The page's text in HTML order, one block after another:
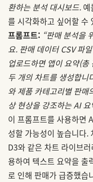
환하는 분석 대시보드. 예
를 시각화하고 싶어할 수
프롬프트: “판매 분석을
요. 판매 데이터 CSV 파
업로드하면 앱이 요약(
두 개의 차트를 생성합니
와 제품 카테고리별 판매
상 현상을 강조하는 AI
이 프롬프트를 사용하면
성할 가능성이 높습니다
D3와 같은 차트 라이브
용하여 텍스트 요약을 출
로 인해 판매가 급증했습